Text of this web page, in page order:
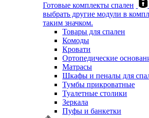
Готовые комплекты спален
выбрать другие модули в
таким значком.
Товары для спален
Комоды
Кровати
Ортопедические
Матрасы
Шкафы и пеналы для
Тумбы прикроватные
Туалетные столики
Зеркала
Пуфы и банкетки